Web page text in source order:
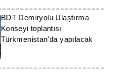
BDT Demiryolu Ulaştırma
Konseyi toplantısı
Türkmenistan'da yapılacak